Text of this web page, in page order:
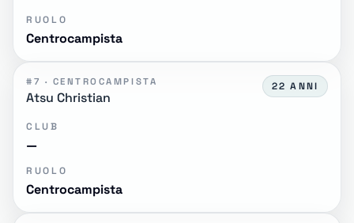
RUOLO
Centrocampista
#7 · CENTROCAMPISTA
Atsu Christian
22 ANNI
CLUB
—
RUOLO
Centrocampista